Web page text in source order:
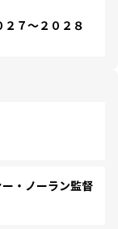
７～２０２８
・ノーラン監督